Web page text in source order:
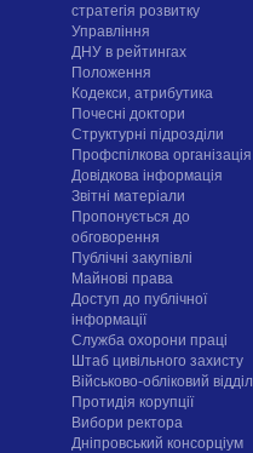
стратегія розвитку
Управління
ДНУ в рейтингах
Положення
Кодекси, атрибутика
Почесні доктори
Структурні підрозділи
Профспілкова організація
Довідкова інформація
Звітні матеріали
Пропонується до
обговорення
Публічні закупівлі
Майнові права
Доступ до публічної
інформації
Служба охорони праці
Штаб цивільного захисту
Військово-обліковий відділ
Протидія корупції
Вибори ректора
Дніпровський консорціум